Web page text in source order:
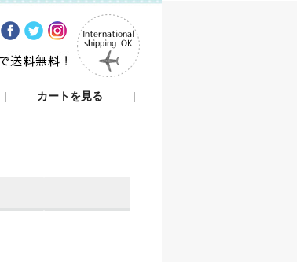
カートを見る